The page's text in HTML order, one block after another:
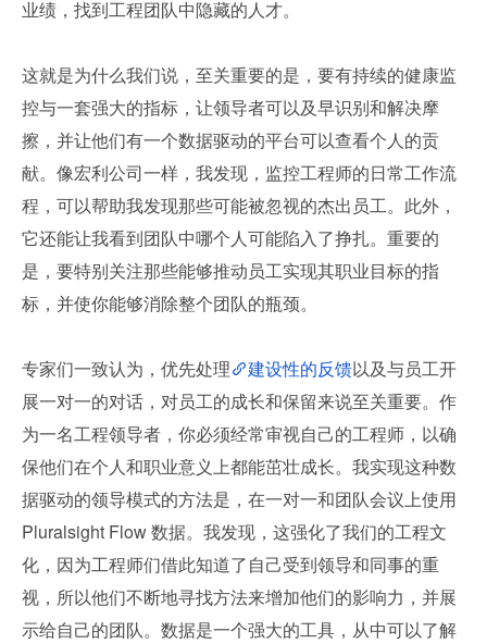
业绩，找到工程团队中隐藏的人才。
这就是为什么我们说，至关重要的是，要有持续的健康监
控与一套强大的指标，让领导者可以及早识别和解决摩
擦，并让他们有一个数据驱动的平台可以查看个人的贡
献。像宏利公司一样，我发现，监控工程师的日常工作流
程，可以帮助我发现那些可能被忽视的杰出员工。此外，
它还能让我看到团队中哪个人可能陷入了挣扎。重要的
是，要特别关注那些能够推动员工实现其职业目标的指
标，并使你能够消除整个团队的瓶颈。
专家们一致认为，优先处理 建设性的反馈以及与员工开
展一对一的对话，对员工的成长和保留来说至关重要。作
为一名工程领导者，你必须经常审视自己的工程师，以确
保他们在个人和职业意义上都能茁壮成长。我实现这种数
据驱动的领导模式的方法是，在一对一和团队会议上使用
Pluralsight Flow 数据。我发现，这强化了我们的工程文
化，因为工程师们借此知道了自己受到领导和同事的重
视，所以他们不断地寻找方法来增加他们的影响力，并展
示给自己的团队。数据是一个强大的工具，从中可以了解